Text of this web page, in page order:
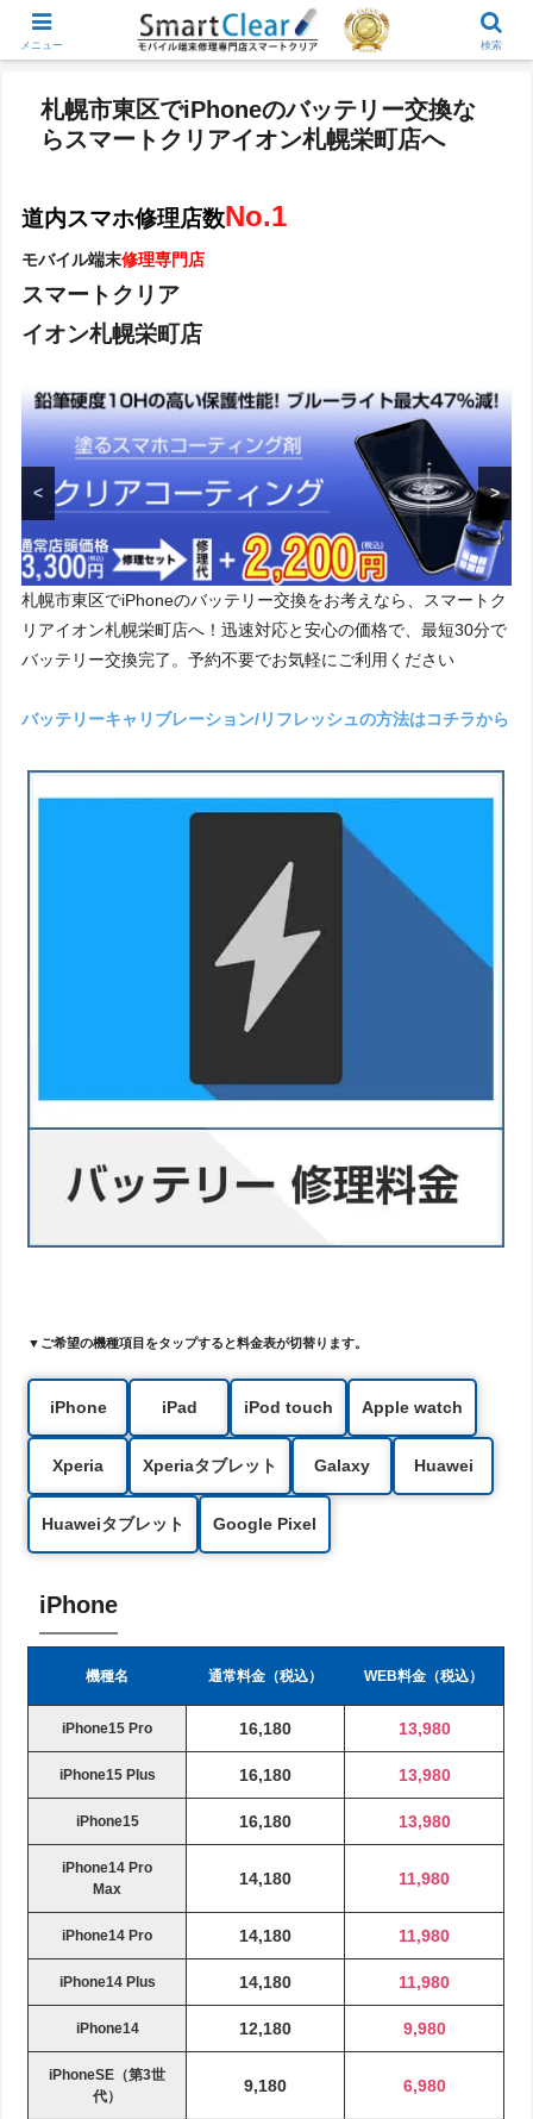
札幌市東区でiPhoneのバッテリー交換な
らスマートクリアイオン札幌栄町店へ
道内スマホ修理店数No.1
モバイル端末修理専門店
スマートクリア
イオン札幌栄町店
スマホ中古販売
< >
札幌市東区でiPhoneのバッテリー交換をお考えなら、スマートク
リアイオン札幌栄町店へ！迅速対応と安心の価格で、最短30分で
バッテリー交換完了。予約不要でお気軽にご利用ください
バッテリーキャリブレーション/リフレッシュの方法はコチラから
▼ご希望の機種項目をタップすると料金表が切替ります。
iPhone iPad iPod touch Apple watch
Xperia Xperiaタブレット Galaxy Huawei
Huaweiタブレット Google Pixel
iPhone
機種名 通常料金（税込） WEB料金（税込）
iPhone15 Pro 16,180 13,980
iPhone15 Plus 16,180 13,980
iPhone15 16,180 13,980
iPhone14 Pro
Max
14,180 11,980
iPhone14 Pro 14,180 11,980
iPhone14 Plus 14,180 11,980
iPhone14 12,180 9,980
iPhoneSE（第3世
代）
9,180 6,980
メニュー 検索